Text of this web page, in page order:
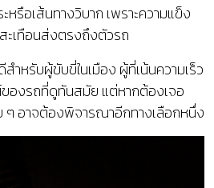
หรือเส้นทางวิบาก เพราะความแข็ง
ะเทือนส่งตรงถึงตัวรถ
ำหรับผู้ขับขี่ในเมือง ผู้ที่เน้นความเร็ว
องรถที่ดูทันสมัย แต่หากต้องเจอ
ๆ อาจต้องพิจารณาอีกทางเลือกหนึ่ง